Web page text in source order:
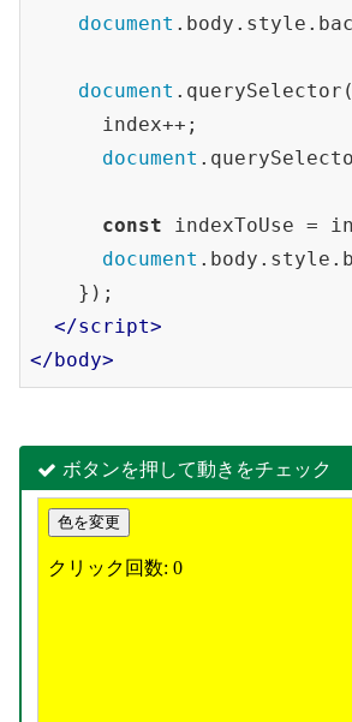
document
document .querySelector(
      index++;
document
const indexToUse =
document
    });
</script>
</ body>
ボタンを押して動きをチェック